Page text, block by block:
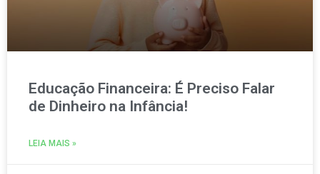
Educação Financeira: É Preciso Falar
de Dinheiro na Infância!
LEIA MAIS »